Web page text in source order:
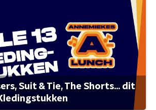
Suit & Tie, The Shorts... dit